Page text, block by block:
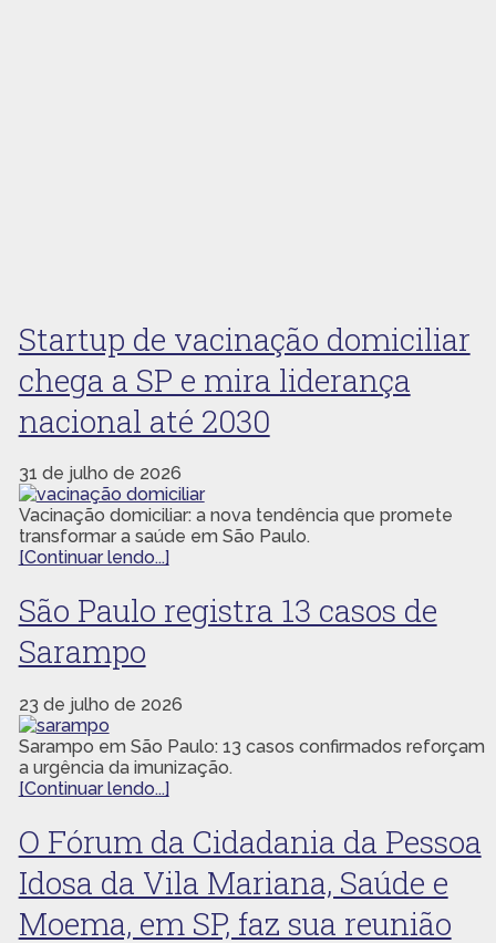
Startup de vacinação domiciliar
chega a SP e mira liderança
nacional até 2030
31 de julho de 2026
Vacinação domiciliar: a nova tendência que promete
transformar a saúde em São Paulo.
[Continuar lendo...]
São Paulo registra 13 casos de
Sarampo
23 de julho de 2026
Sarampo em São Paulo: 13 casos confirmados reforçam
a urgência da imunização.
[Continuar lendo...]
O Fórum da Cidadania da Pessoa
Idosa da Vila Mariana, Saúde e
Moema, em SP, faz sua reunião